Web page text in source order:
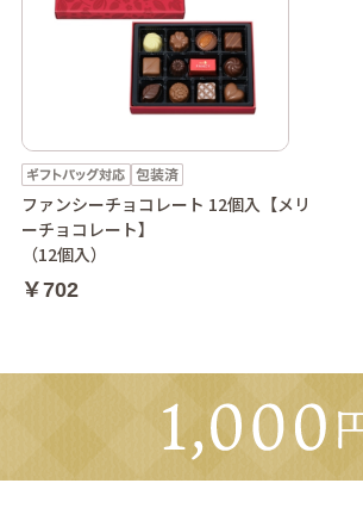
ファンシーチョコレート 12個入【メリ
ーチョコレート】
（12個入）
￥702